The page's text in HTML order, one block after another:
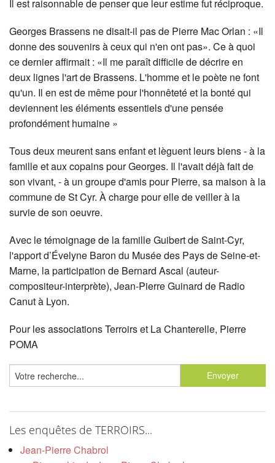
Il est raisonnable de penser que leur estime fut réciproque.
Georges Brassens ne disait-il pas de Pierre Mac Orlan : «Il
donne des souvenirs à ceux qui n'en ont pas». Ce à quoi
ce dernier affirmait : «Il me paraît difficile de décrire en
deux lignes l'art de Brassens. L'homme et le poète ne font
qu'un. Il en est de même pour l'honnêteté et la bonté qui
deviennent les éléments essentiels d'une pensée
profondément humaine »
Tous deux meurent sans enfant et lèguent leurs biens - à la
famille et aux copains pour Georges. Il l'avait déjà fait de
son vivant, - à un groupe d'amis pour Pierre, sa maison à la
commune de St Cyr. À charge pour elle de veiller à la
survie de son oeuvre.
Avec le témoignage de la famille Guibert de Saint-Cyr,
l'apport d’Évelyne Baron du Musée des Pays de Seine-et-
Marne, la participation de Bernard Ascal (auteur-
compositeur-interprète), Jean-Pierre Guinard de Radio
Canut à Lyon.
Pour les associations Terroirs et La Chanterelle, Pierre
POMA
Les enquêtes de TERROIRS...
Jean-Pierre Chabrol